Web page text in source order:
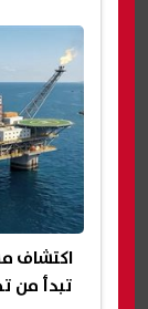
اكتشاف
تبدأ من تحت 3 كيلو